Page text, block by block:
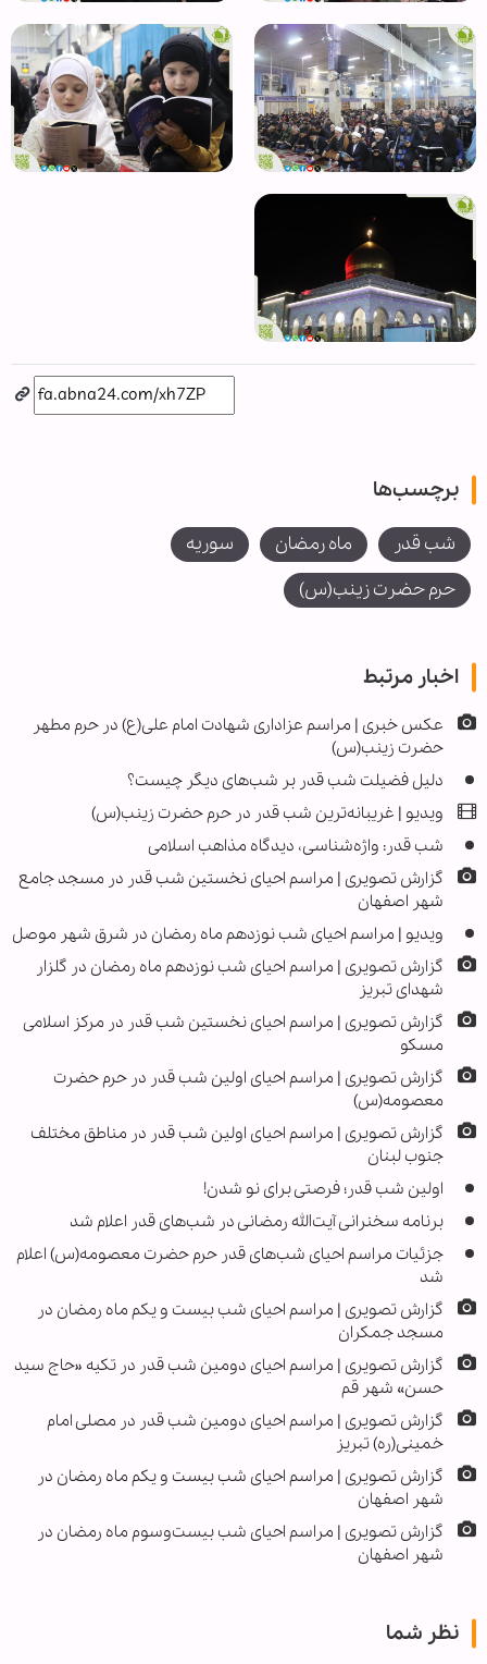
برچسب‌ها
شب قدر ماه رمضان
سوریه
حرم حضرت زینب(س)
اخبار مرتبط
عکس خبری | مراسم عزاداری شهادت امام علی(ع) در حرم مطهر
حضرت زینب(س)
دلیل فضیلت شب قدر بر شب‌های دیگر چیست؟
ویدیو | غریبانه‌ترین شب قدر در حرم حضرت زینب(س)
شب قدر: واژه‌شناسی، دیدگاه مذاهب اسلامی
گزارش تصویری | مراسم احیای نخستین شب قدر در مسجد جامع
شهر اصفهان
ویدیو | مراسم احیای شب نوزدهم ماه رمضان در شرق شهر موصل
گزارش تصویری | مراسم احیای شب نوزدهم ماه رمضان در گلزار
شهدای تبریز
گزارش تصویری | مراسم احیای نخستین شب قدر در مرکز اسلامی
مسکو
گزارش تصویری | مراسم احیای اولین شب قدر در حرم حضرت
معصومه(س)
گزارش تصویری | مراسم احیای اولین شب قدر در مناطق مختلف
جنوب لبنان
اولین شب قدر؛ فرصتی برای نو شدن!
برنامه سخنرانی آیت‌الله رمضانی در شب‌های قدر اعلام شد
جزئیات مراسم احیای شب‌های قدر حرم حضرت معصومه(س) اعلام
شد
گزارش تصویری | مراسم احیای شب بیست و یکم ماه رمضان در
مسجد جمکران
گزارش تصویری | مراسم احیای دومین شب قدر در تکیه «حاج سید
حسن» شهر قم
گزارش تصویری | مراسم احیای دومین شب قدر در مصلی امام
خمینی(ره) تبریز
گزارش تصویری | مراسم احیای شب بیست و یکم ماه رمضان در
شهر اصفهان
گزارش تصویری | مراسم احیای شب بیست‌وسوم ماه رمضان در
شهر اصفهان
نظر شما